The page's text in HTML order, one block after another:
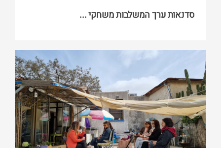
סדנאות ערך המשלבות משחקי ...